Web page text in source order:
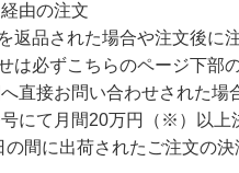
由の注文
返品された場合や注文後に
は必ずこちらのページ下部
直接お問い合わせされた場
にて月間20万円（※）以上
の間に出荷されたご注文の